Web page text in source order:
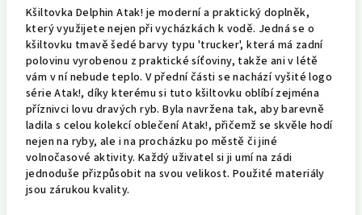
Kšiltovka Delphin Atak! je moderní a praktický doplněk,
který využijete nejen při vycházkách k vodě. Jedná se o
kšiltovku tmavě šedé barvy typu 'trucker', která má zadní
polovinu vyrobenou z praktické síťoviny, takže ani v létě
vám v ní nebude teplo. V přední části se nachází vyšité logo
série Atak!, díky kterému si tuto kšiltovku oblíbí zejména
příznivci lovu dravých ryb. Byla navržena tak, aby barevně
ladila s celou kolekcí oblečení Atak!, přičemž se skvěle hodí
nejen na ryby, ale i na procházku po městě či jiné
volnočasové aktivity. Každý uživatel si ji umí na zádi
jednoduše přizpůsobit na svou velikost. Použité materiály
jsou zárukou kvality.